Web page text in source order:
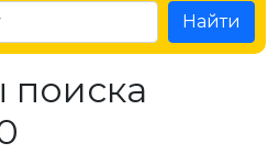
Найти
поиска